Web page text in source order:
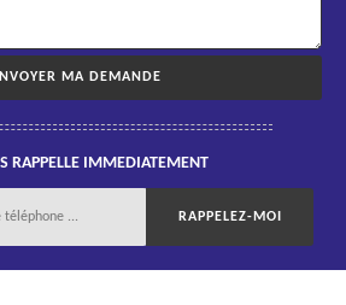
RAPPELLE IMMEDIATEMENT